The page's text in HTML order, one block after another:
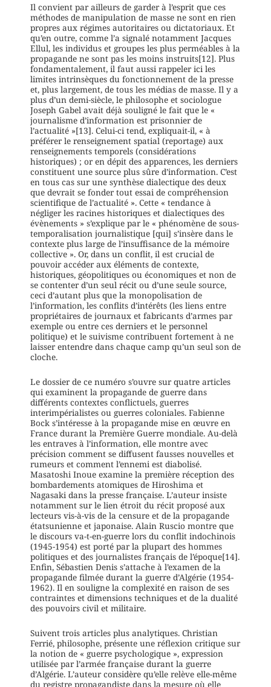
Il convient par ailleurs de garder à l’esprit que ces
méthodes de manipulation de masse ne sont en rien
propres aux régimes autoritaires ou dictatoriaux. Et
qu’en outre, comme l’a signalé notamment Jacques
Ellul, les individus et groupes les plus perméables à la
propagande ne sont pas les moins instruits[12]. Plus
fondamentalement, il faut aussi rappeler ici les
limites intrinsèques du fonctionnement de la presse
et, plus largement, de tous les médias de masse. Il y a
plus d’un demi-siècle, le philosophe et sociologue
Joseph Gabel avait déjà souligné le fait que le «
journalisme d’information est prisonnier de
l’actualité »[13]. Celui-ci tend, expliquait-il, « à
préférer le renseignement spatial (reportage) aux
renseignements temporels (considérations
historiques) ; or en dépit des apparences, les derniers
constituent une source plus sûre d’information. C’est
en tous cas sur une synthèse dialectique des deux
que devrait se fonder tout essai de compréhension
scientifique de l’actualité ». Cette « tendance à
négliger les racines historiques et dialectiques des
évènements » s’explique par le « phénomène de sous-
temporalisation journalistique [qui] s’insère dans le
contexte plus large de l’insuffisance de la mémoire
collective ». Or, dans un conflit, il est crucial de
pouvoir accéder aux éléments de contexte,
historiques, géopolitiques ou économiques et non de
se contenter d’un seul récit ou d’une seule source,
ceci d’autant plus que la monopolisation de
l’information, les conflits d’intérêts (les liens entre
propriétaires de journaux et fabricants d’armes par
exemple ou entre ces derniers et le personnel
politique) et le suivisme contribuent fortement à ne
laisser entendre dans chaque camp qu’un seul son de
cloche.
Le dossier de ce numéro s’ouvre sur quatre articles
qui examinent la propagande de guerre dans
différents contextes conflictuels, guerres
interimpérialistes ou guerres coloniales. Fabienne
Bock s’intéresse à la propagande mise en œuvre en
France durant la Première Guerre mondiale. Au-delà
les entraves à l’information, elle montre avec
précision comment se diffusent fausses nouvelles et
rumeurs et comment l’ennemi est diabolisé.
Masatoshi Inoue examine la première réception des
bombardements atomiques de Hiroshima et
Nagasaki dans la presse française. L’auteur insiste
notamment sur le lien étroit du récit proposé aux
lecteurs vis-à-vis de la censure et de la propagande
étatsunienne et japonaise. Alain Ruscio montre que
le discours va-t-en-guerre lors du conflit indochinois
(1945-1954) est porté par la plupart des hommes
politiques et des journalistes français de l’époque[14].
Enfin, Sébastien Denis s’attache à l’examen de la
propagande filmée durant la guerre d’Algérie (1954-
1962). Il en souligne la complexité en raison de ses
contraintes et dimensions techniques et de la dualité
des pouvoirs civil et militaire.
Suivent trois articles plus analytiques. Christian
Ferrié, philosophe, présente une réflexion critique sur
la notion de « guerre psychologique », expression
utilisée par l’armée française durant la guerre
d’Algérie. L’auteur considère qu’elle relève elle-même
du registre propagandiste dans la mesure où elle